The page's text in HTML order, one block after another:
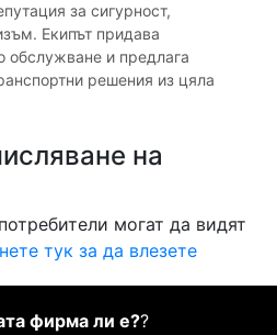
за сигурност,
Екипът придава
обслужване и предлага
решения из цяла
на
могат да видят
тук за да влезете
фирма ли е??